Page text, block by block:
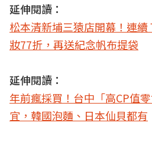
延伸閱讀：
松本清新埔三猿店開幕！連
妝77折，再送紀念帆布提袋
延伸閱讀：
年前瘋採買！台中「高CP值
宜，韓國泡麵、日本仙貝都有